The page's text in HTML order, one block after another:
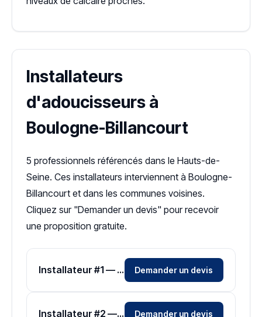
Installateurs
d'adoucisseurs à
Boulogne-Billancourt
5 professionnels référencés dans le Hauts-de-
Seine. Ces installateurs interviennent à Boulogne-
Billancourt et dans les communes voisines.
Cliquez sur "Demander un devis" pour recevoir
une proposition gratuite.
Installateur #1 — Zone Hauts-de-Seine Demander un devis
Installateur #2 — Zone Hauts-de-Seine Demander un devis